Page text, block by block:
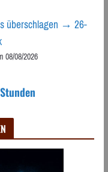
überschlagen → 26-
08/08/2026